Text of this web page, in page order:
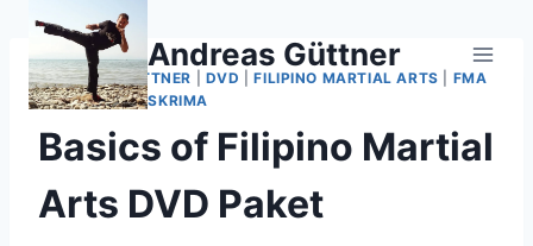
Zum
springen
Andreas Güttner
ANDREAS GÜTTNER DVD |FILIPINO MARTIAL ARTS
FMA
|KALI ARNIS ESKRIMA
Basics of Filipino Martial
Arts DVD Paket